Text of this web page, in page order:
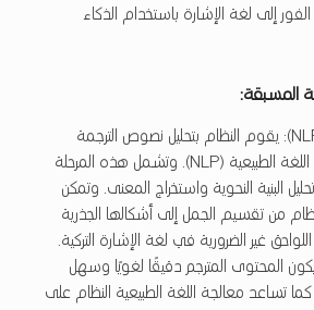
إلى لغة الإشارة باستخدام الذكاء
المسبقة:
معالجة اللغة الطبيعية (NLP): يقوم النظام بتحليل نصوص الترجمة
باستخدام تقنيات معالجة اللغة الطبيعية (NLP). وتشمل هذه المرحلة
البنية النحوية واستخراج المعنى. وتمكن
من تقسيم الجمل إلى أشكالها الجذرية
اللواحق غير الضرورية في لغة الإشارة التركية.
المحتوى المترجم دقيقًا لغويًا وسهل
تساعد معالجة اللغة الطبيعية النظام على